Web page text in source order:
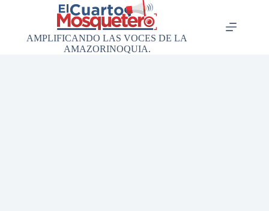
AMPLIFICANDO LAS VOCES DE LA
AMAZORINOQUIA.